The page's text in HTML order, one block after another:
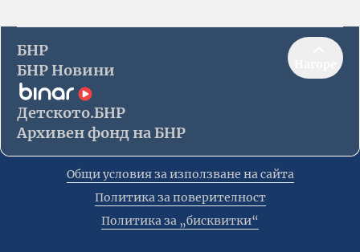
БНР
БНР Новини
Детското.БНР
Архивен фонд на БНР
Общи условия за използване на сайта
Политика за поверителност
Политика за „бисквитки“